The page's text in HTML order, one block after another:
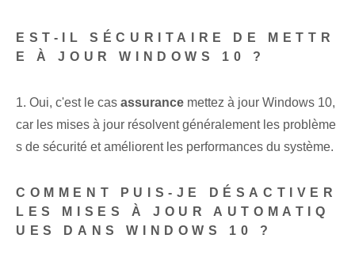
EST-IL SÉCURITAIRE DE METTR
E À JOUR WINDOWS 10 ?
1. Oui, c'est le cas assurance mettez à jour Windows 10,
car les mises à jour résolvent généralement les problème
s de sécurité et améliorent les performances du système.
COMMENT PUIS-JE DÉSACTIVER
LES MISES À JOUR AUTOMATIQ
UES DANS WINDOWS 10 ?